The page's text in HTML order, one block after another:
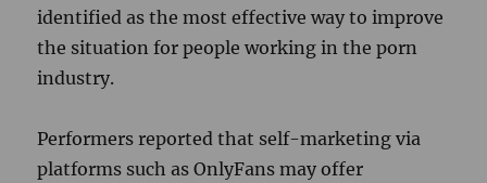
identified as the most effective way to improve
the situation for people working in the porn
industry.
Performers reported that self-marketing via
platforms such as OnlyFans may offer